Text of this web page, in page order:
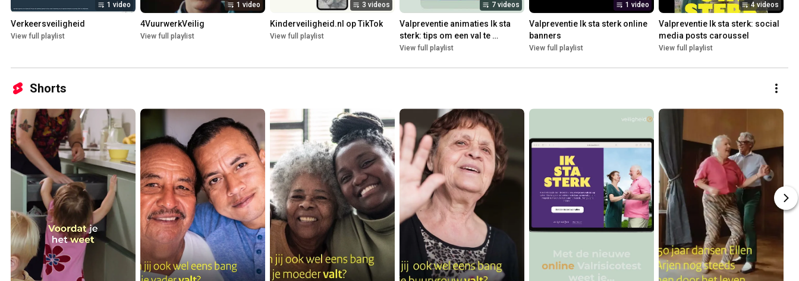
1 video
Verkeersveiligheid
View full playlist
1 video
4VuurwerkVeilig
View full playlist
3 videos
Kinderveiligheid.nl op TikTok
View full playlist
7 videos
Valpreventie animaties Ik sta
sterk: tips om een val te
voorkomen
View full playlist
1 video
Valpreventie Ik sta sterk online
banners
View full playlist
4 videos
Valpreventie Ik sta sterk: social
media posts caroussel
View full playlist
Shorts